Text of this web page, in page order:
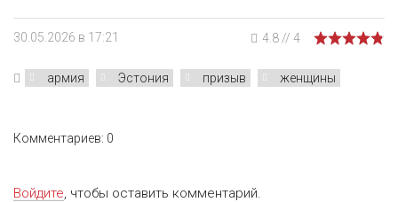
30.05.2026 в 17:21 4.8 // 4
армия Эстония призыв женщины
Комментариев: 0
Войдите, чтобы оставить комментарий.